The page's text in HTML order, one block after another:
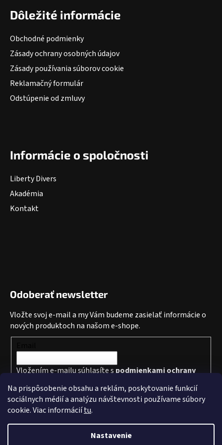
Na prispôsobenie obsahu a reklám, poskytovanie funkcií
sociálnych médií a analýzu návštevnosti používame súbory
cookie. Viac informáciítu.
Nastavenie
Dôležité informácie
Obchodné podmienky
Zásady ochrany osobných údajov
Zásady používania súborov cookie
Reklamačný formulár
Odstúpenie od zmluvy
Informácie o spoločnosti
Liberty Divers
Akadémia
Kontakt
Odoberať newsletter
Vložte svoj e-mail a my Vám budeme zasielať informácie o
nových produktoch na našom e-shope.
Vložením e-mailu súhlasíte spodmienkami ochrany
PRIHLÁSIŤ SA